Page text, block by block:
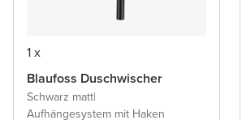
1 x
Blaufoss Duschwischer
Schwarz matt|
Aufhängesystem mit Haken